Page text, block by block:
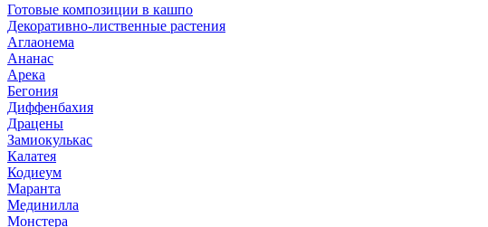
Готовые композиции в кашпо
Декоративно-лиственные растения
Аглаонема
Ананас
Арека
Бегония
Диффенбахия
Драцены
Замиокулькас
Калатея
Кодиеум
Маранта
Мединилла
Монстера